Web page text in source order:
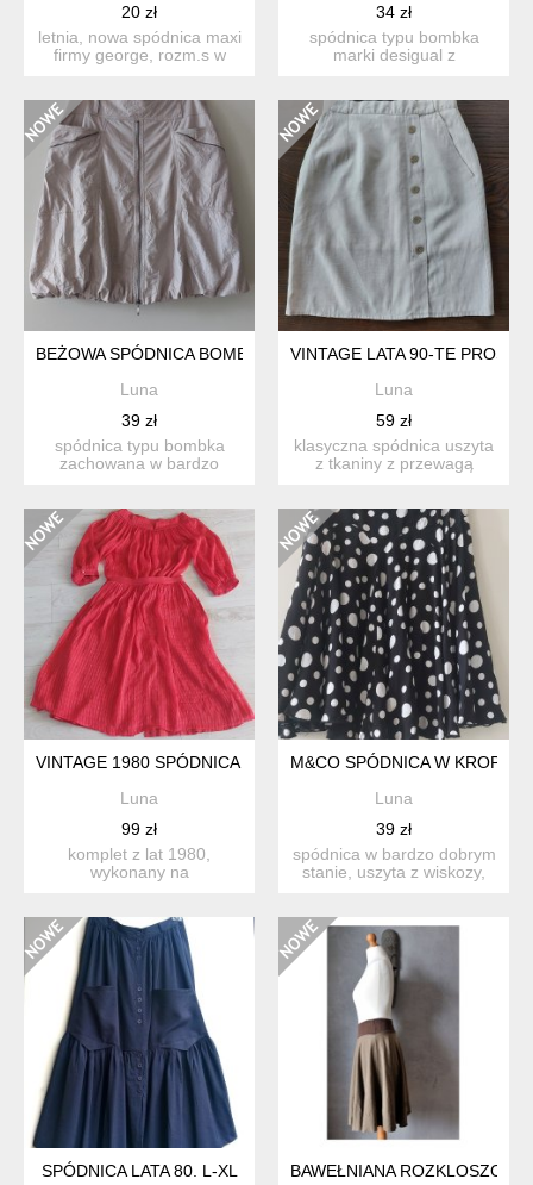
20 zł
letnia, nowa spódnica maxi
firmy george, rozm.s w
34 zł
spódnica typu bombka
marki desigual z
BEŻOWA SPÓDNICA BOMBKA 44 AWANGARDA
Luna
39 zł
spódnica typu bombka
zachowana w bardzo
VINTAGE LATA 90-TE
Luna
59 zł
klasyczna spódnica uszyta
z tkaniny z przewagą
VINTAGE 1980 SPÓDNICA MIDI BLUZKA KOMPLET
Luna
99 zł
komplet z lat 1980,
wykonany na
M&CO SPÓDNICA W KROPKI
Luna
39 zł
spódnica w bardzo dobrym
stanie, uszyta z wiskozy,
SPÓDNICA LATA 80. L-XL
BAWEŁNIANA